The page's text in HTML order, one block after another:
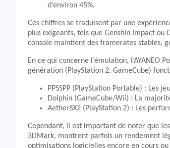
d’environ 45%.
Ces chiffres se traduisent par une
plus exigeants, tels que Genshin Impact
console maintient des framerates stables,
En ce qui concerne l’émulation, l’AYANEO
génération (PlayStation 2, GameCube)
PPSSPP (PlayStation Portable) : Les
Dolphin (GameCube/Wii) : La
AetherSX2 (PlayStation 2) : Les
Cependant, il est important de noter que
3DMark, montrent parfois un rendement
optimisations logicielles encore en cours